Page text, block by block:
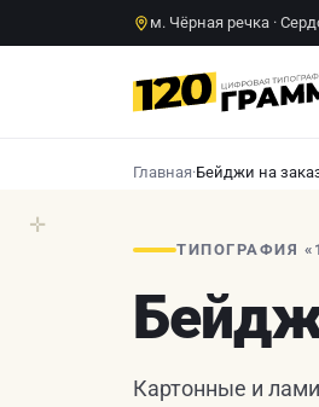
м. Чёрная речка ·
Главная·Бейджи на
✛
ТИПОГРАФИЯ
Картонные и